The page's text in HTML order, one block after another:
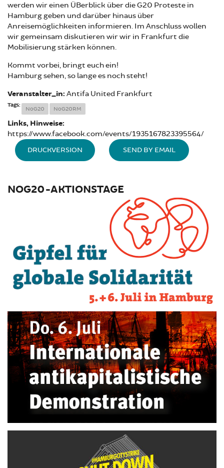
werden wir einen ÜBerblick über die G20 Proteste in
Hamburg geben und darüber hinaus über
Anreisemöglichkeiten informieren. Im Anschluss wollen
wir gemeinsam diskutieren wir wir in Frankfurt die
Mobilisierung stärken können.
Kommt vorbei, bringt euch ein!
Hamburg sehen, so lange es noch steht!
Veranstalter_in: Antifa United Frankfurt
Tags:
NoG20 NoG20RM
Links, Hinweise:
https://www.facebook.com/events/1935167823395564/
DRUCKVERSION SEND BY EMAIL
NOG20-AKTIONSTAGE